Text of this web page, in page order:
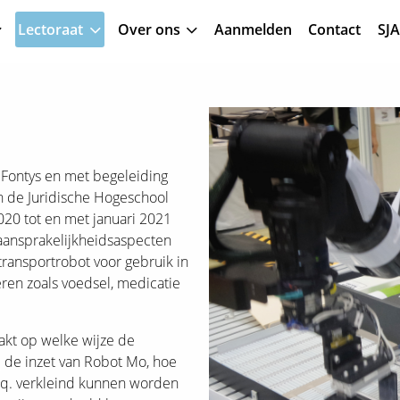
hbo-
Lectoraat
Lector en leden
kenniskring
Projecten
Publicaties
Afstudeeropdrachten
Actualiteiten
Onderwijs
Copy of
Actualiteiten
Recht en Veiligheid
Actualiteiten en
projecten
Over ons
Docent-coach HBO
Rechten (0,7-0,9
FTE)
Bestuur en directie
Overzicht
werkveldadviesraad
Statuten en
reglementen
Aanmelden Contact
en met begeleiding
de Juridische Hogeschool
tot en met januari 2021
voor gebruik in
zoals voedsel, medicatie
op welke wijze de
inzet van Robot Mo, hoe
verkleind kunnen worden